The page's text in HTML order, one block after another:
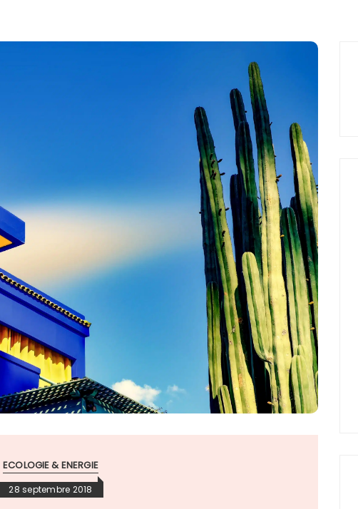
ECOLOGIE & ENERGIE
28 septembre 2018